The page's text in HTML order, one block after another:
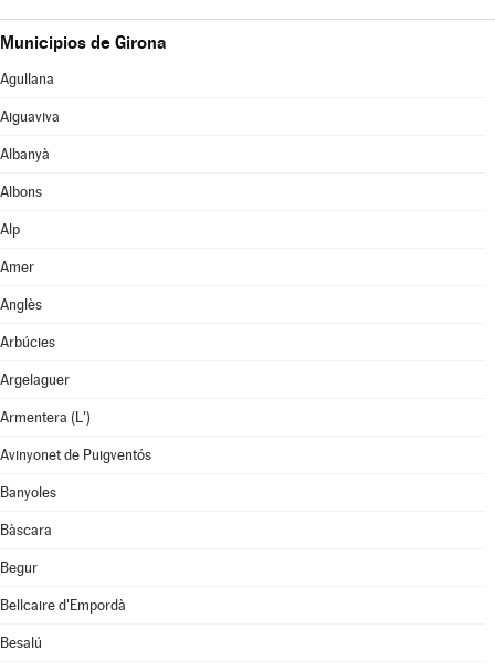
Municipios de Girona
Agullana
Aiguaviva
Albanyà
Albons
Alp
Amer
Anglès
Arbúcies
Argelaguer
Armentera (L')
Avinyonet de Puigventós
Banyoles
Bàscara
Begur
Bellcaire d'Empordà
Besalú